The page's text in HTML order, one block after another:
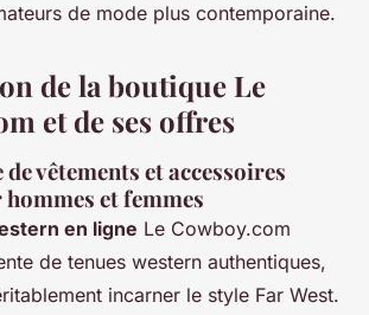
de mode plus contemporaine.
de la boutique Le
et de ses offres
vêtements et accessoires
et femmes
en ligne Le Cowboy.com
de tenues western authentiques,
incarner le style Far West.